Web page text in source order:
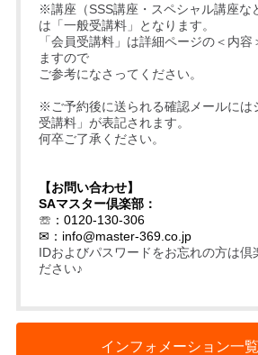
※講座（SSS講座・スペシャル講座な
は「一般受講料」となります。
「会員受講料」は詳細ページの＜内容
ますので
ご参考になさってください。
※ご予約後に送られる確認メールには
受講料」が表記されます。
何卒ご了承ください。
【お問い合わせ】
SAマスター倶楽部：
☏：0120-130-306
✉： info@master-369.co.jp
IDおよびパスワードをお忘れの方は倶
ださい♪
インフォメーション一